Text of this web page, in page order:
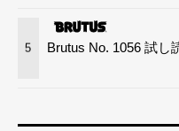
5 Brutus No. 1056 試し